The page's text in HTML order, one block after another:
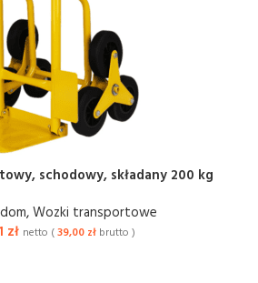
schodowy, składany 200 kg
,Wozki transportowe
zł netto (39,00 zł brutto )